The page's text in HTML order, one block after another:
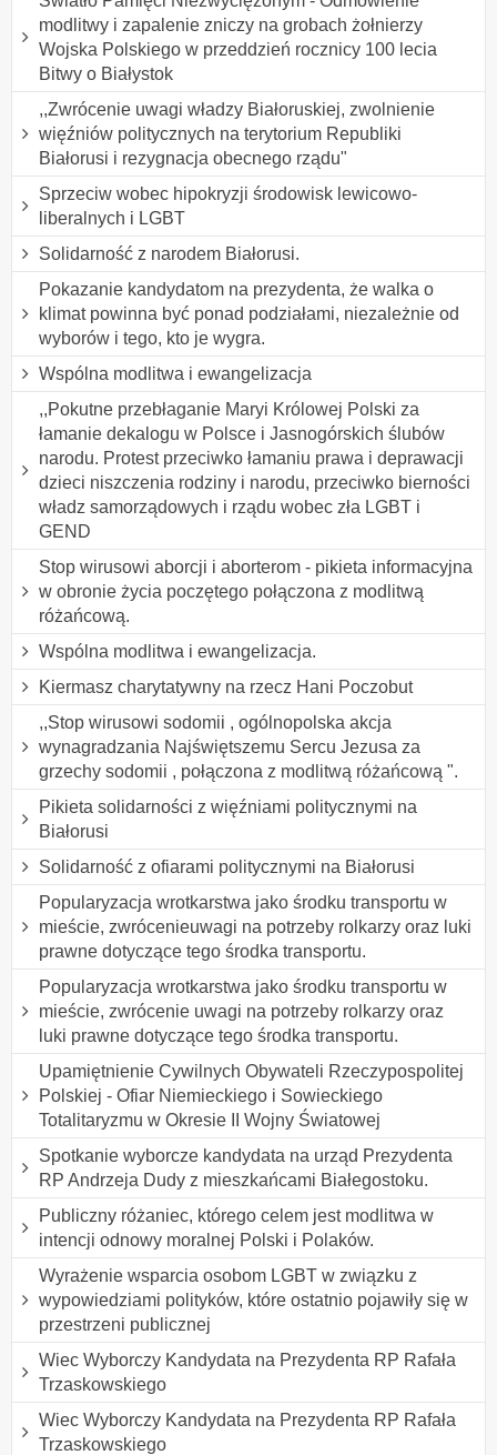
modlitwy i zapalenie zniczy na grobach żołnierzy
Wojska Polskiego w przeddzień rocznicy 100 lecia
Bitwy o Białystok
,,Zwrócenie uwagi władzy Białoruskiej, zwolnienie
więźniów politycznych na terytorium Republiki
Białorusi i rezygnacja obecnego rządu"
Sprzeciw wobec hipokryzji środowisk lewicowo-
liberalnych i LGBT
Solidarność z narodem Białorusi.
Pokazanie kandydatom na prezydenta, że walka o
klimat powinna być ponad podziałami, niezależnie od
wyborów i tego, kto je wygra.
Wspólna modlitwa i ewangelizacja
,,Pokutne przebłaganie Maryi Królowej Polski za
łamanie dekalogu w Polsce i Jasnogórskich ślubów
narodu. Protest przeciwko łamaniu prawa i deprawacji
dzieci niszczenia rodziny i narodu, przeciwko bierności
władz samorządowych i rządu wobec zła LGBT i
GEND
Stop wirusowi aborcji i aborterom - pikieta informacyjna
w obronie życia poczętego połączona z modlitwą
różańcową.
Wspólna modlitwa i ewangelizacja.
Kiermasz charytatywny na rzecz Hani Poczobut
,,Stop wirusowi sodomii , ogólnopolska akcja
wynagradzania Najświętszemu Sercu Jezusa za
grzechy sodomii , połączona z modlitwą różańcową ".
Pikieta solidarności z więźniami politycznymi na
Białorusi
Solidarność z ofiarami politycznymi na Białorusi
Popularyzacja wrotkarstwa jako środku transportu w
mieście, zwrócenieuwagi na potrzeby rolkarzy oraz luki
prawne dotyczące tego środka transportu.
Popularyzacja wrotkarstwa jako środku transportu w
mieście, zwrócenie uwagi na potrzeby rolkarzy oraz
luki prawne dotyczące tego środka transportu.
Upamiętnienie Cywilnych Obywateli Rzeczypospolitej
Polskiej - Ofiar Niemieckiego i Sowieckiego
Totalitaryzmu w Okresie II Wojny Światowej
Spotkanie wyborcze kandydata na urząd Prezydenta
RP Andrzeja Dudy z mieszkańcami Białegostoku.
Publiczny różaniec, którego celem jest modlitwa w
intencji odnowy moralnej Polski i Polaków.
Wyrażenie wsparcia osobom LGBT w związku z
wypowiedziami polityków, które ostatnio pojawiły się w
przestrzeni publicznej
Wiec Wyborczy Kandydata na Prezydenta RP Rafała
Trzaskowskiego
Wiec Wyborczy Kandydata na Prezydenta RP Rafała
Trzaskowskiego